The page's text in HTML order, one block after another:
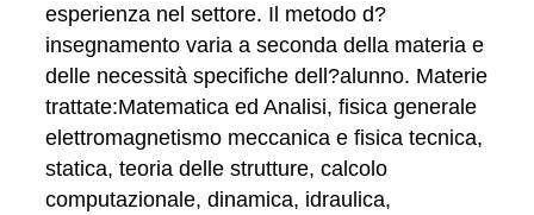
esperienza nel settore. Il metodo d?
insegnamento varia a seconda della materia e
delle necessità specifiche dell?alunno. Materie
trattate:Matematica ed Analisi, fisica generale
elettromagnetismo meccanica e fisica tecnica,
statica, teoria delle strutture, calcolo
computazionale, dinamica, idraulica,